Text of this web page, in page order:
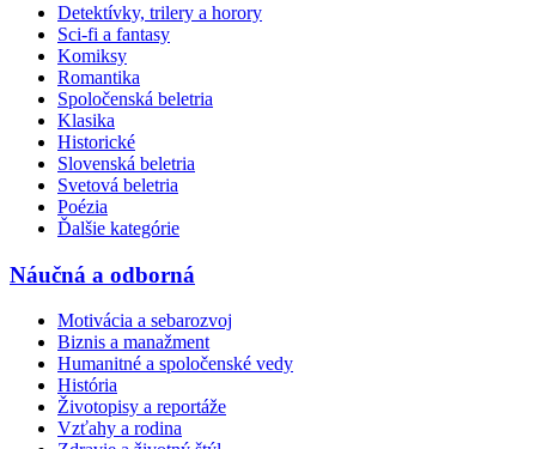
Detektívky, trilery a horory
Sci-fi a fantasy
Komiksy
Romantika
Spoločenská beletria
Klasika
Historické
Slovenská beletria
Svetová beletria
Poézia
Ďalšie kategórie
Náučná a odborná
Motivácia a sebarozvoj
Biznis a manažment
Humanitné a spoločenské vedy
História
Životopisy a reportáže
Vzťahy a rodina